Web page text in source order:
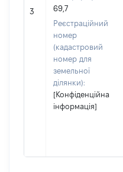
3
69,7
Реєстраційний
номер
(кадастровий
номер для
земельної
ділянки):
[Конфіденційна
інформація]